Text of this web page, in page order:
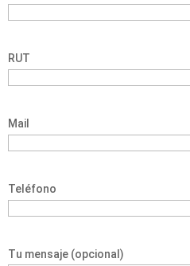
RUT
Mail
Teléfono
Tu mensaje (opcional)